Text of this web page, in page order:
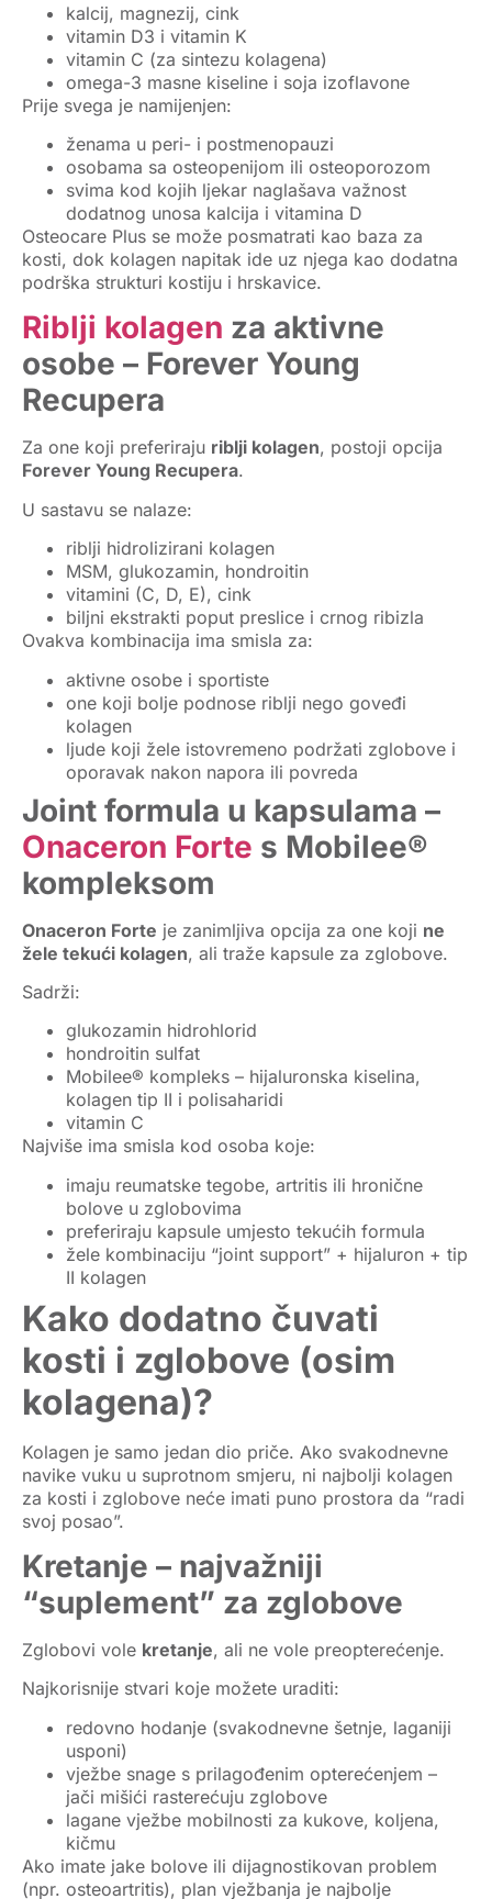
kalcij, magnezij, cink
vitamin D3 i vitamin K
vitamin C (za sintezu kolagena)
omega-3 masne kiseline i soja izoflavone
Prije svega je namijenjen:
ženama u peri- i postmenopauzi
osobama sa osteopenijom ili osteoporozom
svima kod kojih ljekar naglašava važnost
dodatnog unosa kalcija i vitamina D
Osteocare Plus se može posmatrati kao baza za
kosti, dok kolagen napitak ide uz njega kao dodatna
podrška strukturi kostiju i hrskavice.
Riblji kolagen za aktivne
osobe – Forever Young
Recupera
Za one koji preferiraju riblji kolagen, postoji opcija
Forever Young Recupera.
U sastavu se nalaze:
riblji hidrolizirani kolagen
MSM, glukozamin, hondroitin
vitamini (C, D, E), cink
biljni ekstrakti poput preslice i crnog ribizla
Ovakva kombinacija ima smisla za:
aktivne osobe i sportiste
one koji bolje podnose riblji nego goveđi
kolagen
ljude koji žele istovremeno podržati zglobove i
oporavak nakon napora ili povreda
Joint formula u kapsulama –
Onaceron Forte s Mobilee®
kompleksom
Onaceron Forte je zanimljiva opcija za one koji ne
žele tekući kolagen, ali traže kapsule za zglobove.
Sadrži:
glukozamin hidrohlorid
hondroitin sulfat
Mobilee® kompleks – hijaluronska kiselina,
kolagen tip II i polisaharidi
vitamin C
Najviše ima smisla kod osoba koje:
imaju reumatske tegobe, artritis ili hronične
bolove u zglobovima
preferiraju kapsule umjesto tekućih formula
žele kombinaciju “joint support” + hijaluron + tip
II kolagen
Kako dodatno čuvati
kosti i zglobove (osim
kolagena)?
Kolagen je samo jedan dio priče. Ako svakodnevne
navike vuku u suprotnom smjeru, ni najbolji kolagen
za kosti i zglobove neće imati puno prostora da “radi
svoj posao”.
Kretanje – najvažniji
“suplement” za zglobove
Zglobovi vole kretanje, ali ne vole preopterećenje.
Najkorisnije stvari koje možete uraditi:
redovno hodanje (svakodnevne šetnje, laganiji
usponi)
vježbe snage s prilagođenim opterećenjem –
jači mišići rasterećuju zglobove
lagane vježbe mobilnosti za kukove, koljena,
kičmu
Ako imate jake bolove ili dijagnostikovan problem
(npr. osteoartritis), plan vježbanja je najbolje